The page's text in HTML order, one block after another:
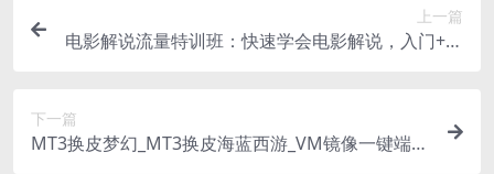
上一篇
电影解说流量特训班：快速学会电影解说，入门+进
下一篇
MT3换皮梦幻_MT3换皮海蓝西游_VM镜像一键端+L